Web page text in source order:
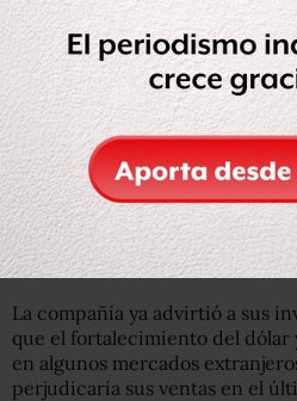
Reuters
Algunos smartphones como los
reflejando grandes ventas.
La compañía ya advirtió a sus
que el fortalecimiento del dólar
en algunos mercados
perjudicaría sus ventas en el